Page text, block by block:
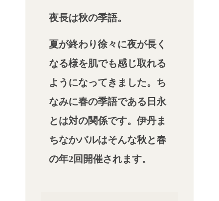
夜長は秋の季語。
夏が終わり徐々に夜が長く
なる様を肌でも感じ取れる
ようになってきました。ち
なみに春の季語である日永
とは対の関係です。伊丹ま
ちなかバルはそんな秋と春
の年2回開催されます。